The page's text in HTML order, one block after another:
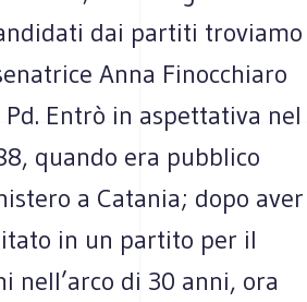
dai partiti troviamo
Anna Finocchiaro
Pd. Entrò in aspettativa nel
quando era pubblico
a Catania; dopo aver
in un partito per il
nell’arco di 30 anni, ora